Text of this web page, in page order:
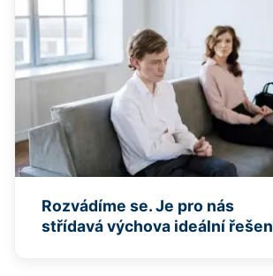
Rozvádíme se. Je pro nás
střídavá výchova ideální